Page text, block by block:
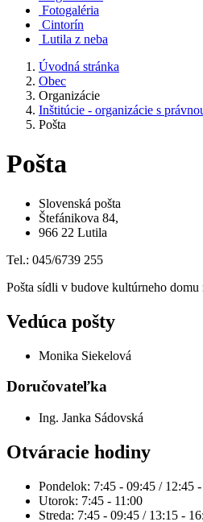
Fotogaléria
Cintorín
Lutila z neba
Úvodná stránka
Obec
Organizácie
Inštitúcie - organizácie s
Pošta
Pošta
Slovenská pošta
Štefánikova 84,
966 22 Lutila
Tel.: 045/6739 255
Pošta sídli v budove kultúrneho domu
Vedúca pošty
Monika Siekelová
Doručovateľka
Ing. Janka Sádovská
Otváracie hodiny
Pondelok: 7:45 - 09:45 / 12:45
Utorok: 7:45 - 11:00
Streda: 7:45 - 09:45 / 13:15 -